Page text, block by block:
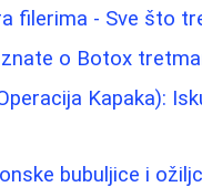
filerima - Sve što
o Botox
Kapaka):
bubuljice i